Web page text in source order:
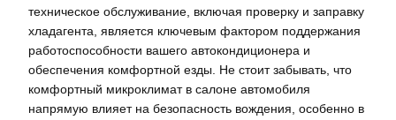
техническое обслуживание, включая проверку и заправку
хладагента, является ключевым фактором поддержания
работоспособности вашего автокондиционера и
обеспечения комфортной езды. Не стоит забывать, что
комфортный микроклимат в салоне автомобиля
напрямую влияет на безопасность вождения, особенно в